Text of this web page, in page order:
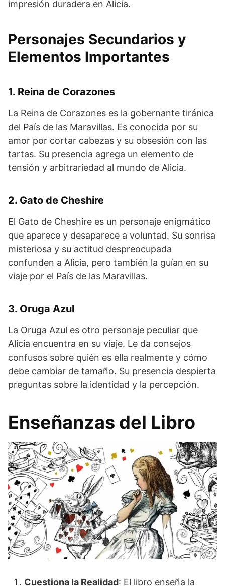
impresión duradera en Alicia.
Personajes Secundarios y
Elementos Importantes
1. Reina de Corazones
La Reina de Corazones es la gobernante tiránica
del País de las Maravillas. Es conocida por su
amor por cortar cabezas y su obsesión con las
tartas. Su presencia agrega un elemento de
tensión y arbitrariedad al mundo de Alicia.
2. Gato de Cheshire
El Gato de Cheshire es un personaje enigmático
que aparece y desaparece a voluntad. Su sonrisa
misteriosa y su actitud despreocupada
confunden a Alicia, pero también la guían en su
viaje por el País de las Maravillas.
3. Oruga Azul
La Oruga Azul es otro personaje peculiar que
Alicia encuentra en su viaje. Le da consejos
confusos sobre quién es ella realmente y cómo
debe cambiar de tamaño. Su presencia despierta
preguntas sobre la identidad y la percepción.
Enseñanzas del Libro
Cuestiona la Realidad: El libro enseña la